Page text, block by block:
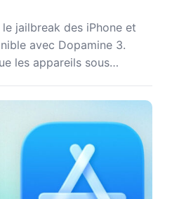
jailbreak des iPhone et
avec Dopamine 3.
les appareils sous…